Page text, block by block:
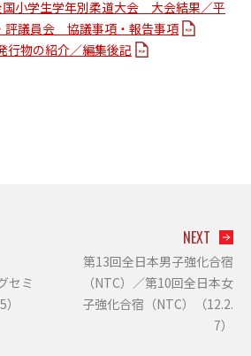
国小学生学年別柔道大会 大会結果／平
評議員会 協議事項・報告事項
行物の紹介／編集後記
セミ
NEXT
第13回全日本男子強化合宿
（NTC）／第10回全日本女
子強化合宿（NTC）（12.2.
7）